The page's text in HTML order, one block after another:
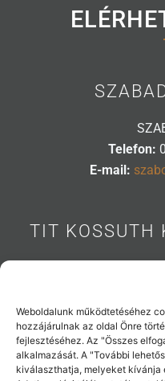
Weboldalunk működtetéséhez
hozzájárulnak az oldal Önre
fejlesztéséhez. Az "Összes
alkalmazását. A "További
kiválaszthatja, melyeket kívánja
Telefon:
E-mail:
TIT KOSSUTH
E-mail: